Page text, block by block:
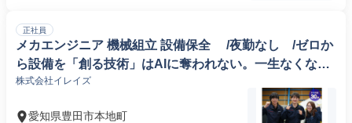
正社員
メカエンジニア 機械組立 設備保全 /夜勤なし /ゼロか
ら設備を「創る技術」はAIに奪われない。一生なくなら
ない仕事で、絶対に食いっぱぐれない。 /日本語レベル
株式会社イレイズ
愛知県豊田市本地町